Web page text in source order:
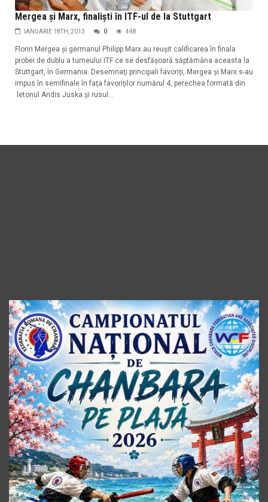
Mergea şi Marx, finalişti în ITF-ul de la Stuttgart
IANUARIE 18TH, 2013 0 448
Florin Mergea şi germanul Philipp Marx au reuşit calificarea în finala
probei de dublu a turneului ITF ce se desfăşoară săptămâna aceasta la
Stuttgart, în Germania. Desemnaţi principali favoriţi, Mergea şi Marx s-au
impus în semifinale în faţa favoriţilor numărul 4, perechea formată din
letonul Andis Juska şi rusul...